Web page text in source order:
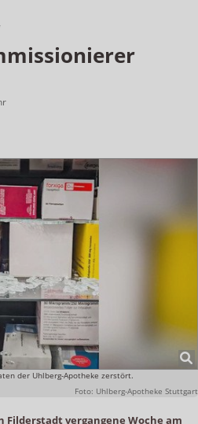
der Uhlberg-Apotheke zerstört.
Foto: Uhlberg-Apotheke Stuttgart
Filderstadt vergangene Woche am